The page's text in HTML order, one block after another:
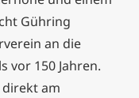
Gühring
an die
vor 150 Jahren.
am